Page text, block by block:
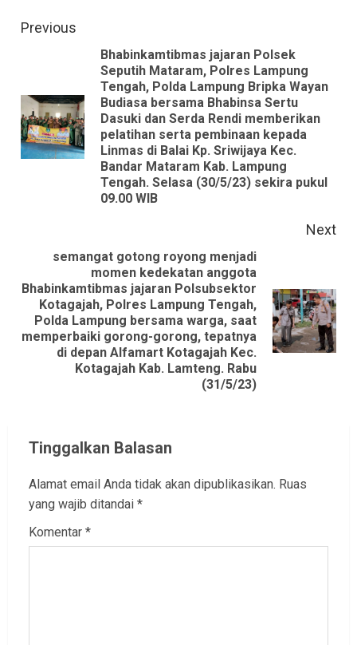
Continue
Previous
Bhabinkamtibmas jajaran Polsek
Seputih Mataram, Polres Lampung
Tengah, Polda Lampung Bripka Wayan
Budiasa bersama Bhabinsa Sertu
Dasuki dan Serda Rendi memberikan
pelatihan serta pembinaan kepada
Linmas di Balai Kp. Sriwijaya Kec.
Bandar Mataram Kab. Lampung
Tengah. Selasa (30/5/23) sekira pukul
09.00 WIB
Next
Next
post:
semangat gotong royong menjadi
momen kedekatan anggota
Bhabinkamtibmas jajaran Polsubsektor
Kotagajah, Polres Lampung Tengah,
Polda Lampung bersama warga, saat
memperbaiki gorong-gorong, tepatnya
di depan Alfamart Kotagajah Kec.
Kotagajah Kab. Lamteng. Rabu
(31/5/23)
Tinggalkan Balasan
Alamat email Anda tidak akan dipublikasikan. Ruas
yang wajib ditandai *
Komentar *